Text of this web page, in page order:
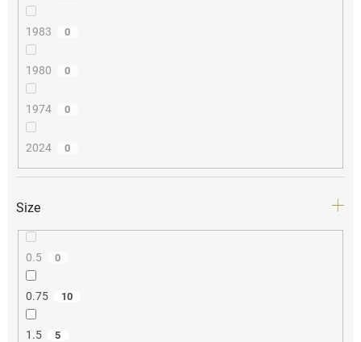
1983 0
1980 0
1974 0
2024 0
Size
0.5 0
0.75 10
1.5 5